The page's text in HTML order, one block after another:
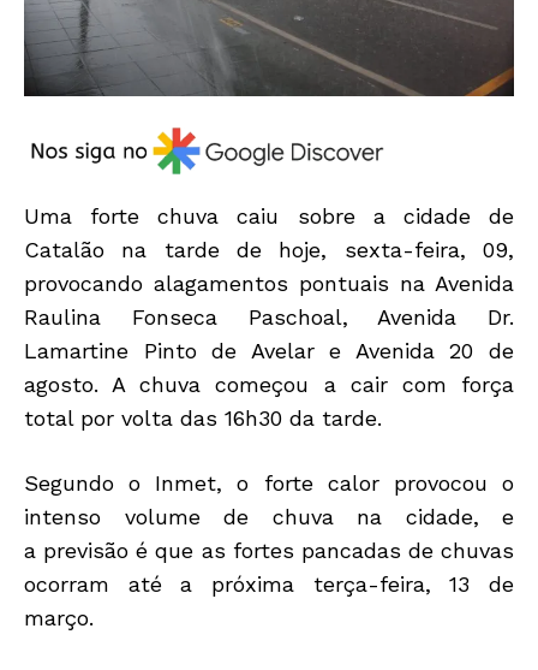
Uma forte chuva caiu sobre a cidade de
Catalão na tarde de hoje, sexta-feira, 09,
provocando alagamentos pontuais na Avenida
Raulina Fonseca Paschoal, Avenida Dr.
Lamartine Pinto de Avelar e Avenida 20 de
agosto. A chuva começou a cair com força
total por volta das 16h30 da tarde.
Segundo o Inmet, o forte calor provocou o
intenso volume de chuva na cidade, e
a previsão é que as fortes pancadas de chuvas
ocorram até a próxima terça-feira, 13 de
março.